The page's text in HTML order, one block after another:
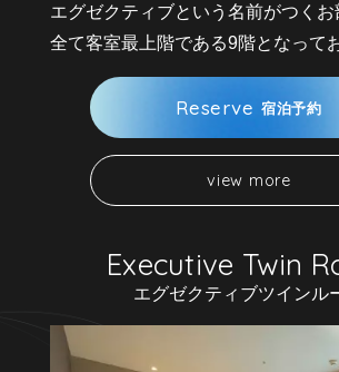
エグゼクティブという名前がつく
全て客室最上階である9階となって
Reserve 宿泊予約
Rese rve 宿泊予 約
view more
エグゼクティブツインル